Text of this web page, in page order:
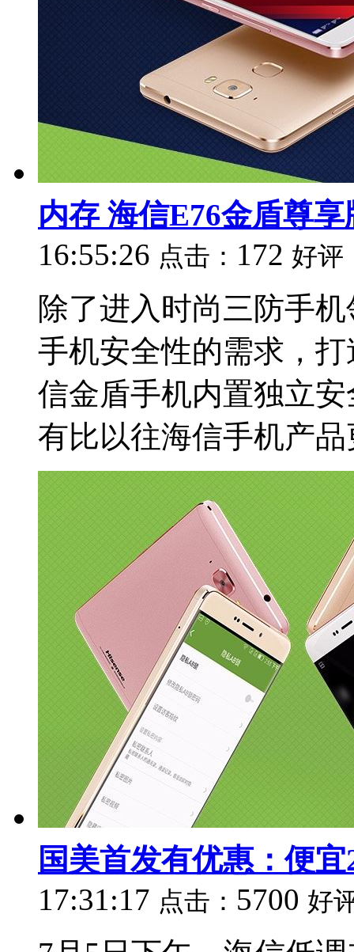
内存 海信E76金盾尊
16:55:26 点击： 172 好评
除了进入时尚三防手
手机安全性的需求，
信金盾手机内置独立
有比以往海信手机产品
国美首发有优惠：便宜
17:31:17 点击： 5700 好